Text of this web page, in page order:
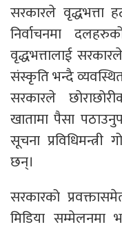
सरकारले वृद्धभत्ता
निर्वाचनमा
वृद्धभत्तालाई
संस्कृति भन्दै व्यवस्थित
सरकारले
खातामा पैसा
सूचना
छन्।
सरकारको
मिडिया सम्मेलनमा